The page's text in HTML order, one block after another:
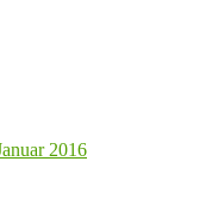
2016